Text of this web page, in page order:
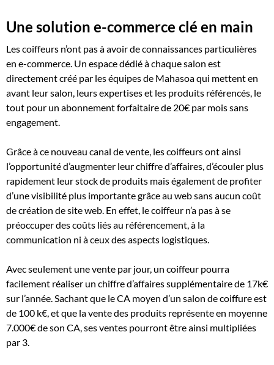
Une solution e-commerce clé en main
Les coiffeurs n’ont pas à avoir de connaissances particulières
en e-commerce. Un espace dédié à chaque salon est
directement créé par les équipes de Mahasoa qui mettent en
avant leur salon, leurs expertises et les produits référencés, le
tout pour un abonnement forfaitaire de 20€ par mois sans
engagement.
Grâce à ce nouveau canal de vente, les coiffeurs ont ainsi
l’opportunité d’augmenter leur chiffre d’affaires, d’écouler plus
rapidement leur stock de produits mais également de profiter
d’une visibilité plus importante grâce au web sans aucun coût
de création de site web. En effet, le coiffeur n’a pas à se
préoccuper des coûts liés au référencement, à la
communication ni à ceux des aspects logistiques.
Avec seulement une vente par jour, un coiffeur pourra
facilement réaliser un chiffre d’affaires supplémentaire de 17k€
sur l’année. Sachant que le CA moyen d’un salon de coiffure est
de 100 k€, et que la vente des produits représente en moyenne
7.000€ de son CA, ses ventes pourront être ainsi multipliées
par 3.